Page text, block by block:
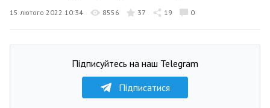
15 лютого 2022 10:34 8556 37 19 0
Підписуйтесь на наш Telegram
Підписатися